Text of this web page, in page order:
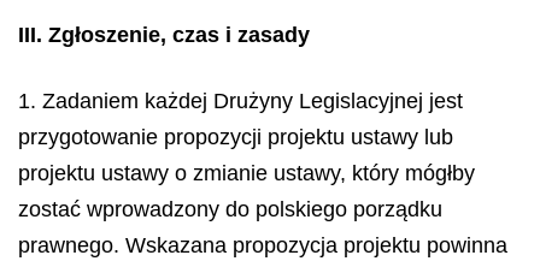
III. Zgłoszenie, czas i zasady
1. Zadaniem każdej Drużyny Legislacyjnej jest
przygotowanie propozycji projektu ustawy lub
projektu ustawy o zmianie ustawy, który mógłby
zostać wprowadzony do polskiego porządku
prawnego. Wskazana propozycja projektu powinna